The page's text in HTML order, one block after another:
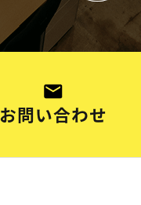
お問い合わせ